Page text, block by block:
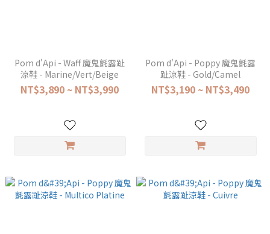
Pom d'Api - Waff 魔鬼氈露趾
涼鞋 - Marine/Vert/Beige
NT$3,890 ~ NT$3,990
Pom d'Api - Poppy 魔鬼氈露
趾涼鞋 - Gold/Camel
NT$3,190 ~ NT$3,490